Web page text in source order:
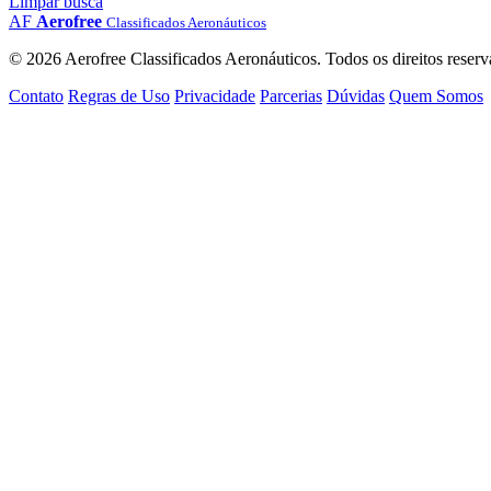
AF Aerofree Classificados Aeronáuticos
© 2026 Aerofree Classificados Aeronáuticos. Todos os direitos
Contato Regras de Uso Privacidade Parcerias Dúvidas Quem Somos